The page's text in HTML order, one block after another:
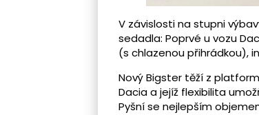
V závislosti na stupni
sedadla: Poprvé u vozu
(s chlazenou přihrádkou),
Nový Bigster těží z
Dacia a jejíž flexibilita
Pyšní se nejlepším